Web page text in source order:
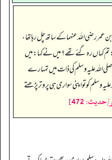
عمر رضی الله عنہما کے ساتھ چل رہا تھا،
تم کہاں رہ گئے تھے؟ میں نے کہا: میں
صلی اللہ علیہ وسلم کی ذات میں تمہارے
وسلم کو تو اپنی سواری ہی پر وتر پڑھتے
472]